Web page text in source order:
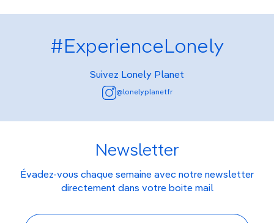
#ExperienceLonely
Suivez Lonely Planet
@lonelyplanetfr
Newsletter
Évadez-vous chaque semaine avec notre newsletter
directement dans votre boite mail